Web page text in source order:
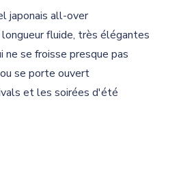
japonais all-over
fluide, très élégantes
se froisse presque pas
se porte ouvert
et les soirées d'été